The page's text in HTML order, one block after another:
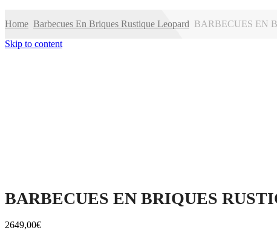
Home Barbecues En Briques Rustique Leopard BARBECUES EN
Skip to content
BARBECUES EN BRIQUES
2649,00€